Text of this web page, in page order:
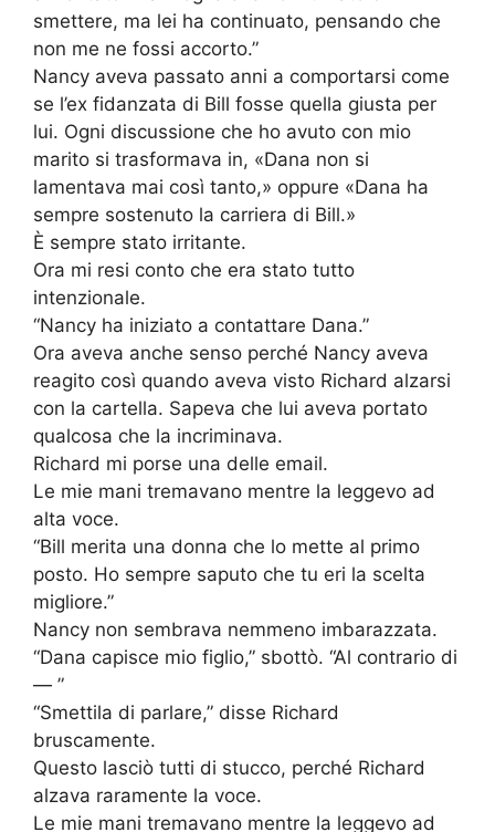
smettere, ma lei ha continuato, pensando che
non me ne fossi accorto.”
Nancy aveva passato anni a comportarsi come
se l’ex fidanzata di Bill fosse quella giusta per
lui. Ogni discussione che ho avuto con mio
marito si trasformava in, «Dana non si
lamentava mai così tanto,» oppure «Dana ha
sempre sostenuto la carriera di Bill.»
È sempre stato irritante.
Ora mi resi conto che era stato tutto
intenzionale.
“Nancy ha iniziato a contattare Dana.”
Ora aveva anche senso perché Nancy aveva
reagito così quando aveva visto Richard alzarsi
con la cartella. Sapeva che lui aveva portato
qualcosa che la incriminava.
Richard mi porse una delle email.
Le mie mani tremavano mentre la leggevo ad
alta voce.
“Bill merita una donna che lo mette al primo
posto. Ho sempre saputo che tu eri la scelta
migliore.”
Nancy non sembrava nemmeno imbarazzata.
“Dana capisce mio figlio,” sbottò. “Al contrario di
— ”
“Smettila di parlare,” disse Richard
bruscamente.
Questo lasciò tutti di stucco, perché Richard
alzava raramente la voce.
Le mie mani tremavano mentre la leggevo ad